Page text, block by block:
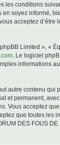
conditions
soyez informé,
acceptez
Limited », «
. Le logiciel
informations
autre contenu qui
et permanent,
acceptez
que toutes les
DES FOUS